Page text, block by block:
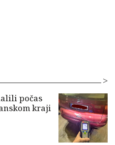
počas
kraji